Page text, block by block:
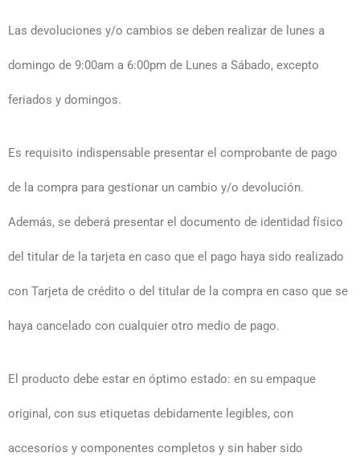
Las devoluciones y/o cambios se deben realizar de lunes a
domingo de 9:00am a 6:00pm de Lunes a Sábado, excepto
feriados y domingos.
Es requisito indispensable presentar el comprobante de pago
de la compra para gestionar un cambio y/o devolución.
Además, se deberá presentar el documento de identidad físico
del titular de la tarjeta en caso que el pago haya sido realizado
con Tarjeta de crédito o del titular de la compra en caso que se
haya cancelado con cualquier otro medio de pago.
El producto debe estar en óptimo estado: en su empaque
original, con sus etiquetas debidamente legibles, con
accesorios y componentes completos y sin haber sido